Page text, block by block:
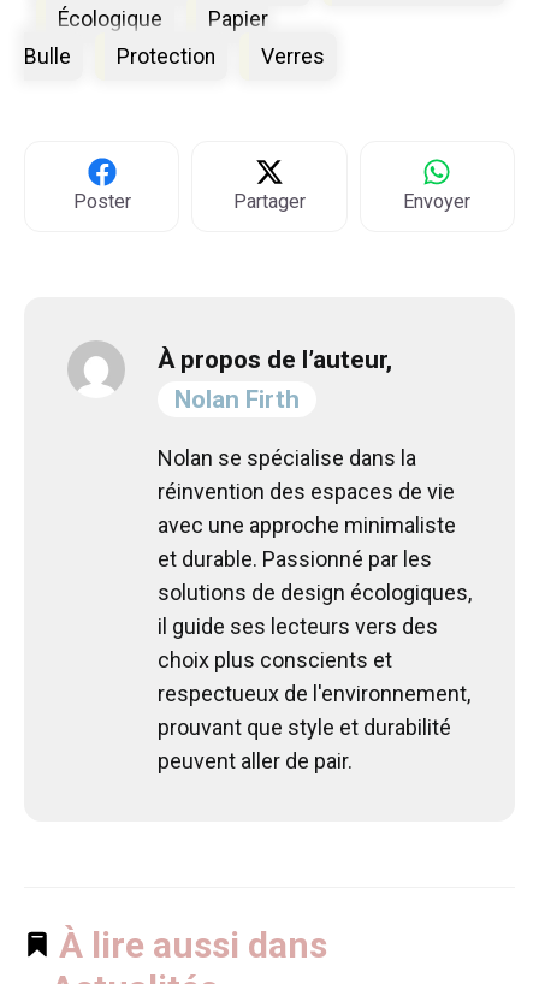
Écologique
Papier
Bulle
Protection Verres
Poster Partager Envoyer
À propos de l’auteur,
Nolan Firth
Nolan se spécialise dans la
réinvention des espaces de vie
avec une approche minimaliste
et durable. Passionné par les
solutions de design écologiques,
il guide ses lecteurs vers des
choix plus conscients et
respectueux de l'environnement,
prouvant que style et durabilité
peuvent aller de pair.
À lire aussi dans